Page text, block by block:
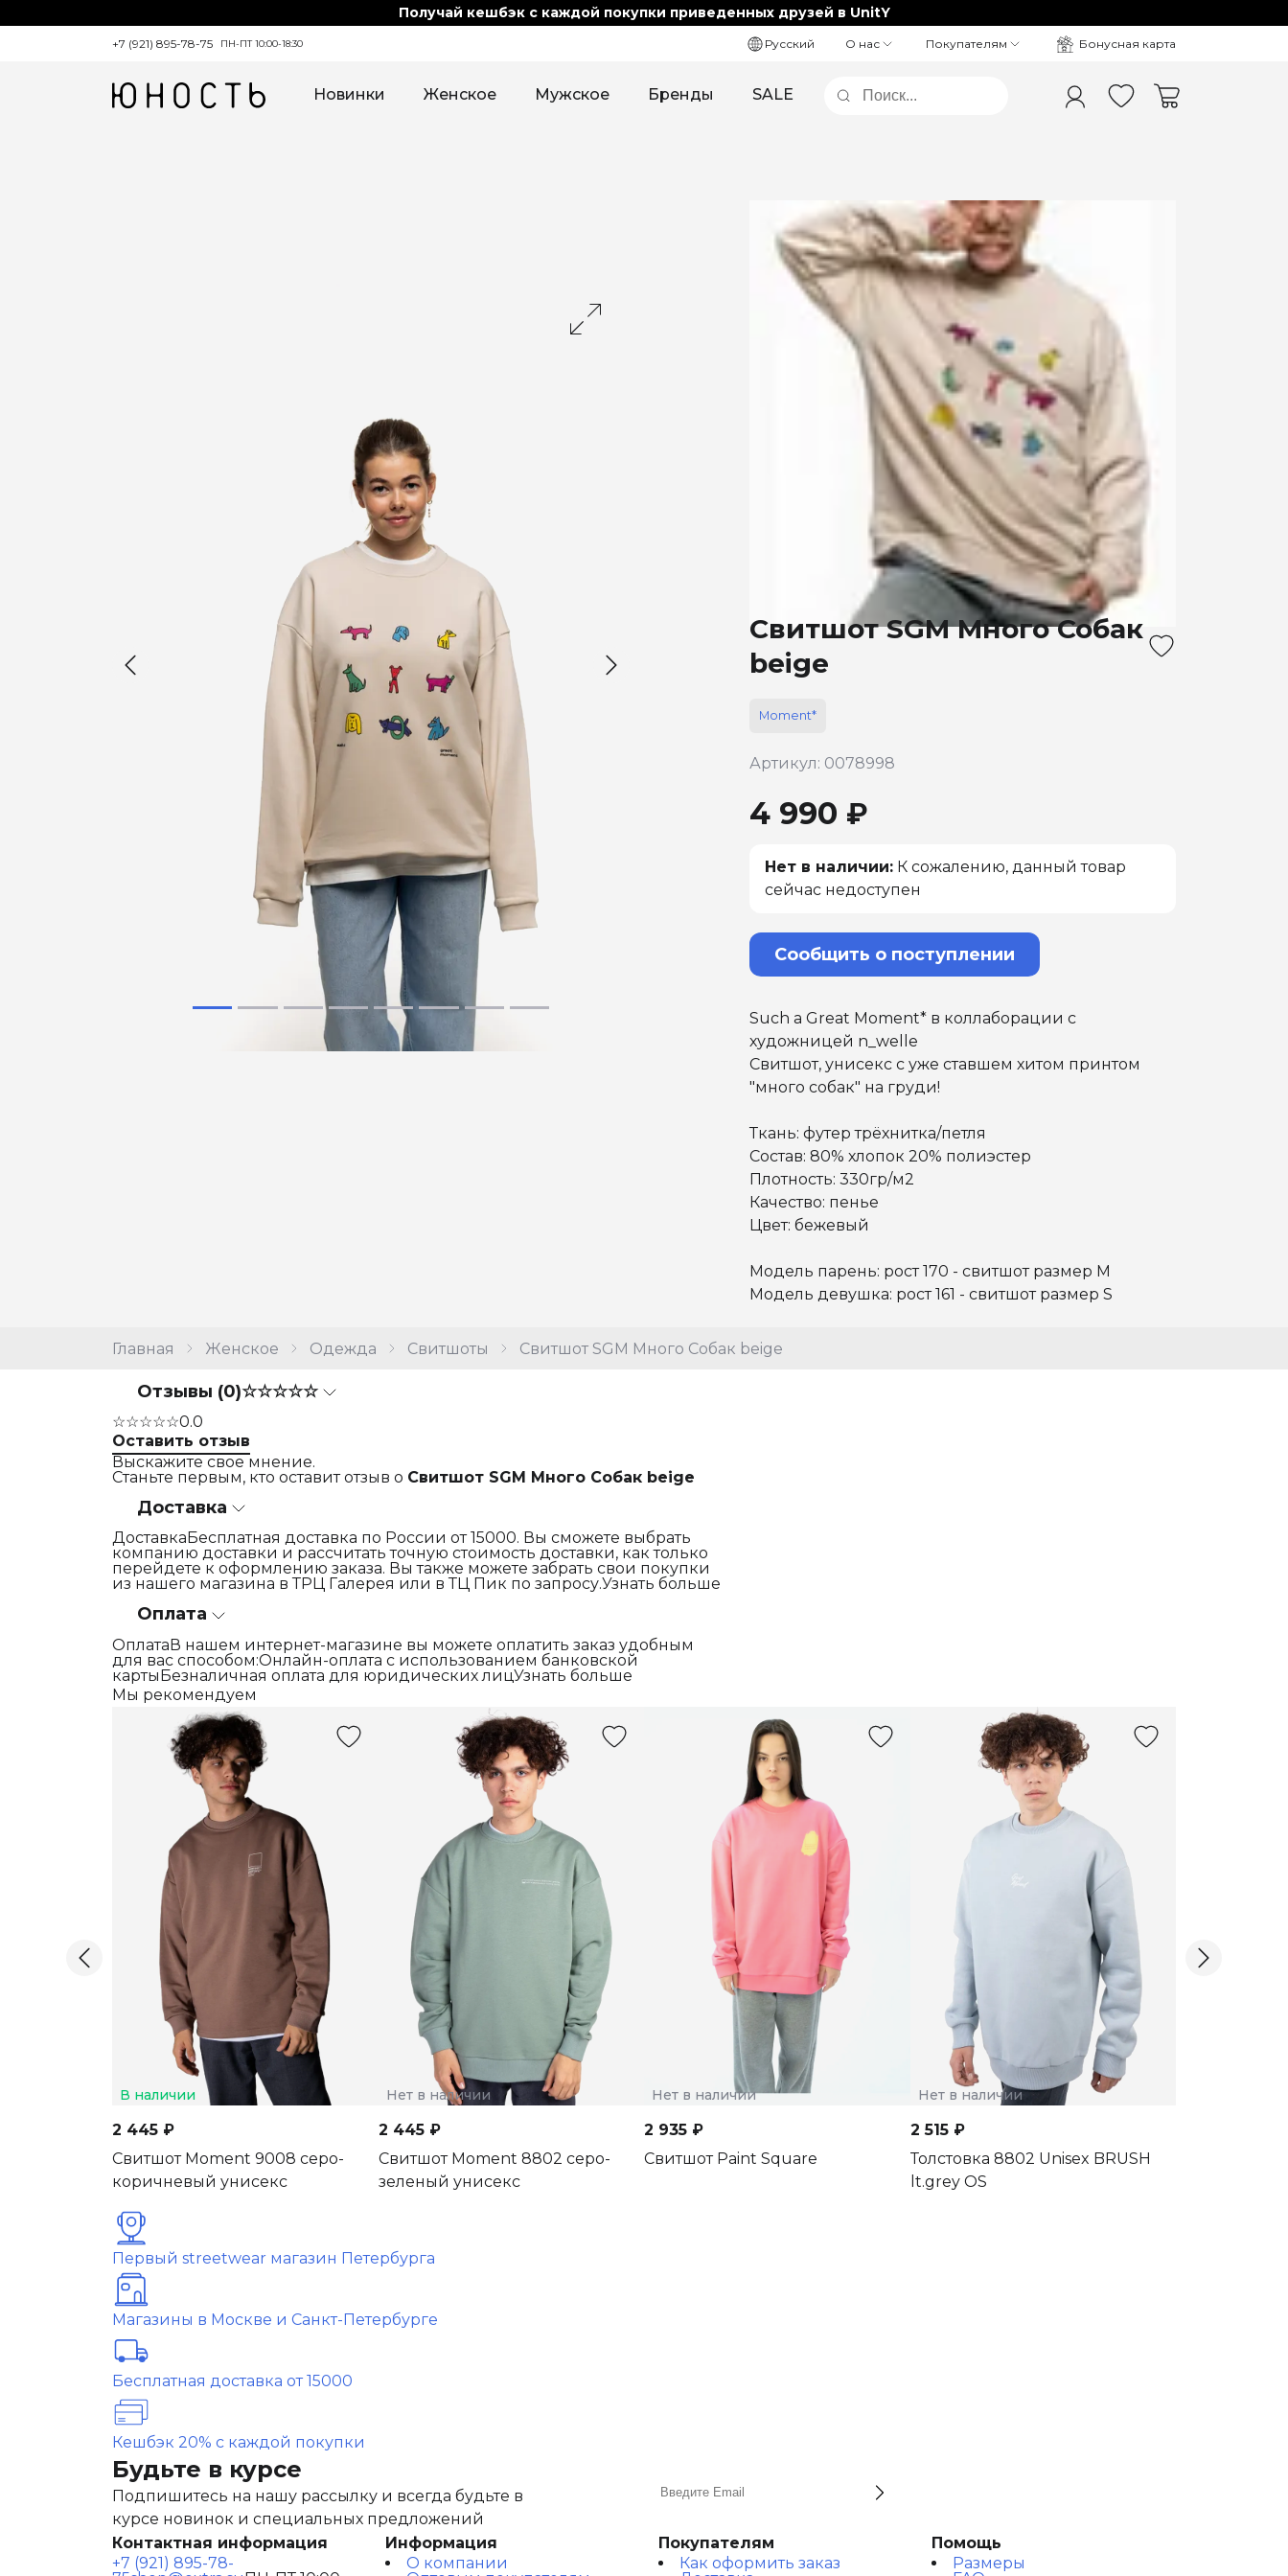
Получай кешбэк с каждой покупки приведенных друзей в UnitY
+7 (921) 895-78-75 ПН-ПТ 10:00-18:30 Русский О нас Покупателям Бонусная карта
Новинки Женское Мужское Бренды SALE
Главная Женское Одежда Свитшоты Свитшот SGM Много Собак beige
Свитшот SGM Много Собак
beige
Moment*
Артикул: 0078998
4 990 ₽
Нет в наличии: К сожалению, данный товар
сейчас недоступен
Сообщить о поступлении
Such a Great Moment* в коллаборации с
художницей n_welle
Свитшот, унисекс с уже ставшем хитом принтом
"много собак" на груди!
Ткань: футер трёхнитка/петля
Состав: 80% хлопок 20% полиэстер
Плотность: 330гр/м2
Качество: пенье
Цвет: бежевый
Модель парень: рост 170 - свитшот размер М
Модель девушка: рост 161 - свитшот размер S
Отзывы (0)☆☆☆☆☆
☆☆☆☆☆0.0
Оставить отзыв
Выскажите свое мнение.
Станьте первым, кто оставит отзыв о Свитшот SGM Много Собак beige
Доставка
ДоставкаБесплатная доставка по России от 15000. Вы сможете выбрать
компанию доставки и рассчитать точную стоимость доставки, как только
перейдете к оформлению заказа. Вы также можете забрать свои покупки
из нашего магазина в ТРЦ Галерея или в ТЦ Пик по запросу.Узнать больше
Оплата
ОплатаВ нашем интернет-магазине вы можете оплатить заказ удобным
для вас способом:Онлайн-оплата с использованием банковской
картыБезналичная оплата для юридических лицУзнать больше
Мы рекомендуем
В наличии
2 445 ₽
Свитшот Moment 9008 серо-
коричневый унисекс
Нет в наличии
2 445 ₽
Свитшот Moment 8802 серо-
зеленый унисекс
Нет в наличии
2 935 ₽
Свитшот Paint Square
Нет в наличии
2 515 ₽
Толстовка 8802 Unisex BRUSH
lt.grey OS
Первый streetwear магазин Петербурга
Магазины в Москве и Санкт-Петербурге
Бесплатная доставка от 15000
Кешбэк 20% с каждой покупки
Будьте в курсе
Подпишитесь на нашу рассылку и всегда будьте в
курсе новинок и специальных предложений
Контактная информация
+7 (921) 895-78-
Информация
О компании
Покупателям
Как оформить заказ
Помощь
Размеры